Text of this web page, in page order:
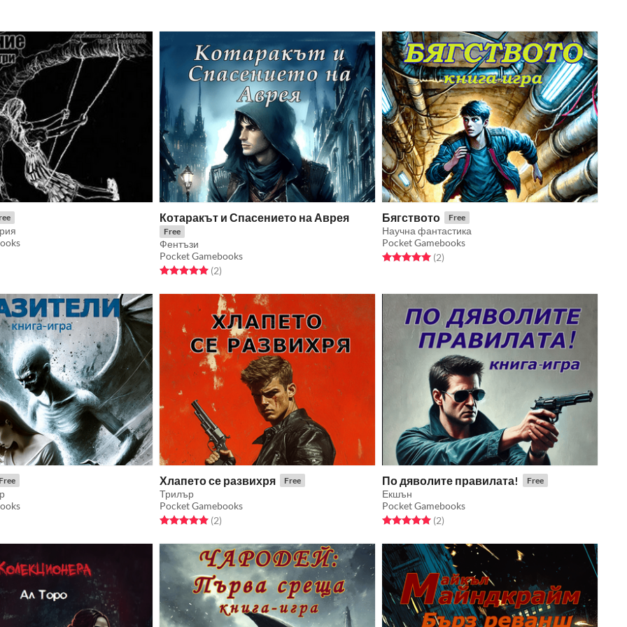
5 starsratings
Котаракът и Спасението на Аврея
Free
Фентъзи
Pocket Gamebooks
Rated 5.0 out of 5 stars
(2total ratings
)
Бягството Free
Научна фантастика
Pocket Gamebooks
Rated 5.0 out of 5 stars
(2total ratings
)
Free
5 starsratings
Хлапето се развихря Free
Трилър
Pocket Gamebooks
Rated 5.0 out of 5 stars
(2total ratings
)
По дяволите правилата! Free
Екшън
Pocket Gamebooks
Rated 5.0 out of 5 stars
(2total ratings
)